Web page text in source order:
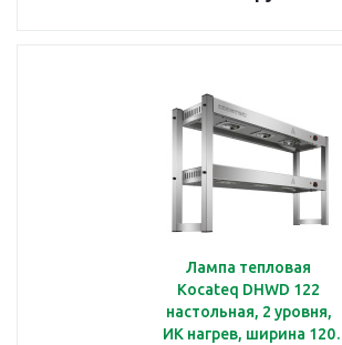
Лампа тепловая
Kocateq DHWD 122
настольная, 2 уровня,
ИК нагрев, ширина 120